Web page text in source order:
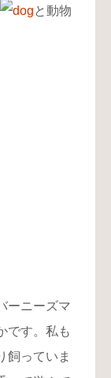
と動物
ーニーズマ
です。私も
飼っていま